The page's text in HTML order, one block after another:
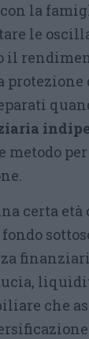
con la
le
il
certa età
che